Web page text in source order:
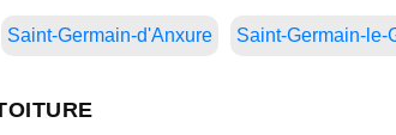
Saint-Germain-d'Anxure Saint-Germain-le-